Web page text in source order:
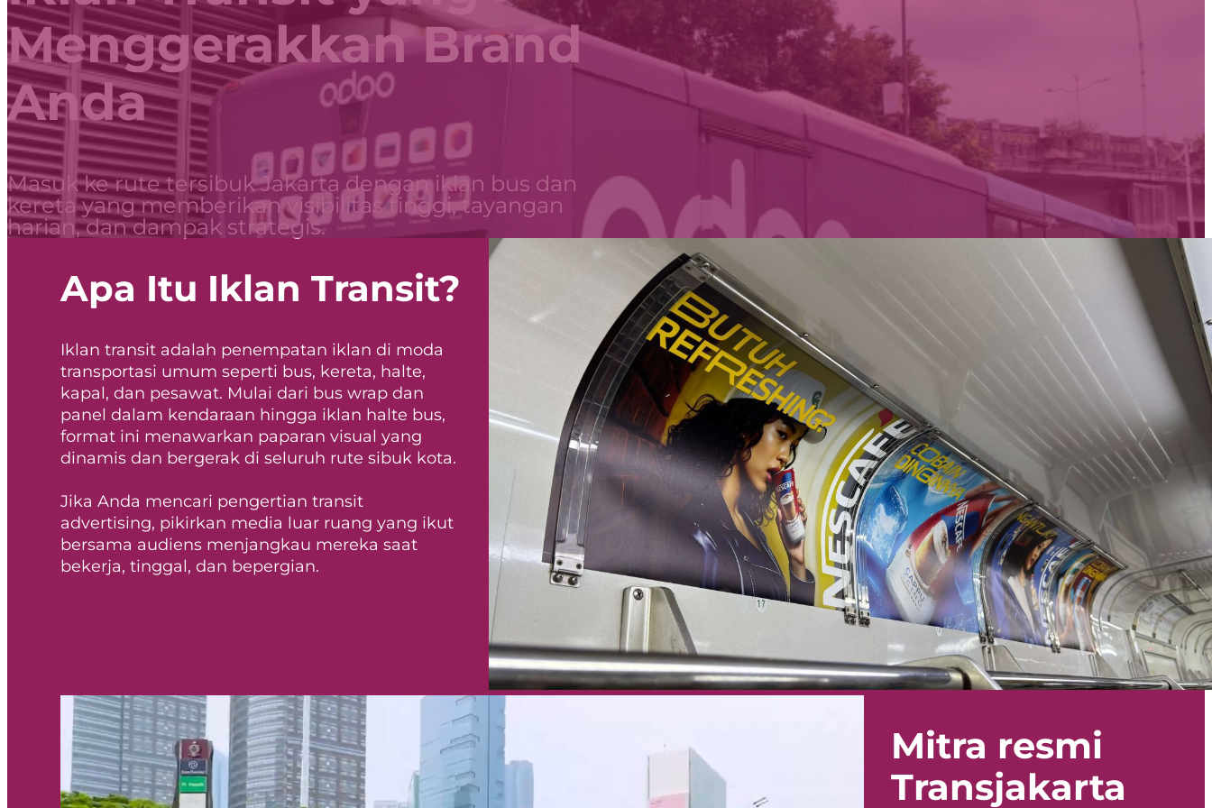
Menggerakkan Brand
Anda
Masuk ke rute tersibuk Jakarta dengan iklan bus dan
kereta yang memberikan visibilitas tinggi, tayangan
harian, dan dampak strategis.
Apa Itu Iklan Transit?
Iklan transit adalah penempatan iklan di moda
transportasi umum seperti bus, kereta, halte,
kapal, dan pesawat. Mulai dari bus wrap dan
panel dalam kendaraan hingga iklan halte bus,
format ini menawarkan paparan visual yang
dinamis dan bergerak di seluruh rute sibuk kota.
Jika Anda mencari pengertian transit
advertising, pikirkan media luar ruang yang ikut
bersama audiens menjangkau mereka saat
bekerja, tinggal, dan bepergian.
Mitra resmi
Transjakarta